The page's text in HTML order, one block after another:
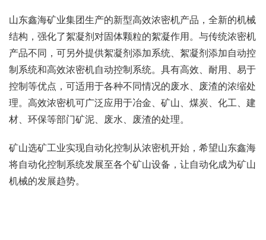
山东鑫海矿业集团生产的新型高效浓密机产品，全新的机械
结构，强化了絮凝剂对固体颗粒的絮凝作用。与传统浓密机
产品不同，可另外提供絮凝剂添加系统、絮凝剂添加自动控
制系统和高效浓密机自动控制系统。具有高效、耐用、易于
控制等优点，可适用于各种不同情况的废水、废渣的浓缩处
理。高效浓密机可广泛应用于冶金、矿山、煤炭、化工、建
材、环保等部门矿泥、废水、废渣的处理。
矿山选矿工业实现自动化控制从浓密机开始，希望山东鑫海
将自动化控制系统发展至各个矿山设备，让自动化成为矿山
机械的发展趋势。